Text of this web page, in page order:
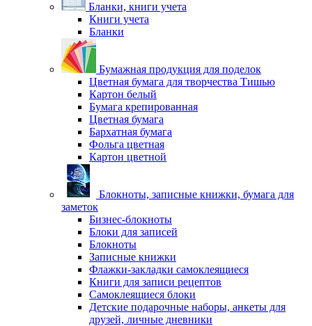
Бланки, книги учета
Книги учета
Бланки
Бумажная продукция для поделок
Цветная бумага для творчества Тишью
Картон белый
Бумага крепированная
Цветная бумага
Бархатная бумага
Фольга цветная
Картон цветной
Блокноты, записные книжки, бумага для
заметок
Бизнес-блокноты
Блоки для записей
Блокноты
Записные книжки
Флажки-закладки самоклеящиеся
Книги для записи рецептов
Самоклеящиеся блоки
Детские подарочные наборы, анкеты для
друзей, личные дневники